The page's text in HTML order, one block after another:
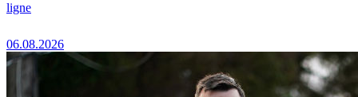
ligne
06.08.2026